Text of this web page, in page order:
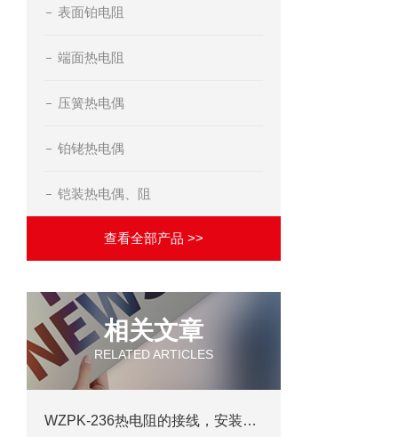
表面铂电阻
端面热电阻
压簧热电偶
铂铑热电偶
铠装热电偶、阻
查看全部产品 >>
相关文章
RELATED ARTICLES
WZPK-236热电阻的接线，安装及测量